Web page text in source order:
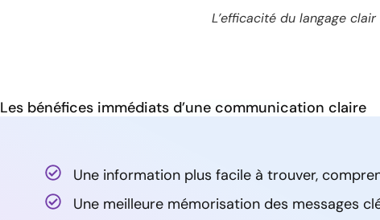
L’efficacité du langage
Les bénéfices immédiats d’une communication claire
Une information plus facile à trouver,
Une meilleure mémorisation des messages